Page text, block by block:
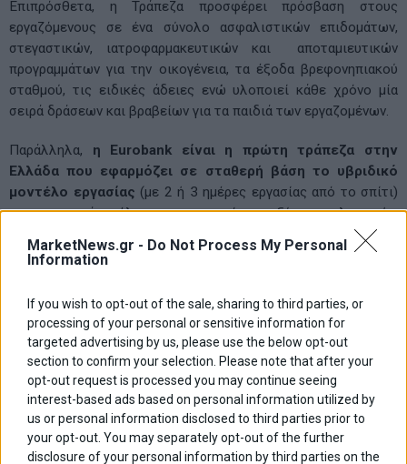
MarketNews.gr - Do Not Process My Personal
Information
If you wish to opt-out of the sale, sharing to third parties, or
processing of your personal or sensitive information for
targeted advertising by us, please use the below opt-out
section to confirm your selection. Please note that after your
opt-out request is processed you may continue seeing
interest-based ads based on personal information utilized by
us or personal information disclosed to third parties prior to
your opt-out. You may separately opt-out of the further
disclosure of your personal information by third parties on the
Επιπρόσθετα, η Τράπεζα προσφέρει πρόσβαση στους
εργαζόμενους σε ένα σύνολο ασφαλιστικών επιδομάτων,
στεγαστικών, ιατροφαρμακευτικών και αποταμιευτικών
προγραμμάτων για την οικογένεια, τα έξοδα βρεφονηπιακού
σταθμού, τις ειδικές άδειες ενώ υλοποιεί κάθε χρόνο μία
σειρά δράσεων και βραβείων για τα παιδιά των εργαζομένων.
Παράλληλα, η Eurobank είναι η πρώτη τράπεζα στην
Ελλάδα που εφαρμόζει σε σταθερή βάση το υβριδικό
μοντέλο εργασίας (με 2 ή 3 ημέρες εργασίας από το σπίτι)
και σημαντικά οφέλη στην ισορροπία μεταξύ επαγγελματικής,
ζητήματος και αξιόπιστο σύμμαχο της Πολιτείας στην μεγάλη
αυτή εθνική προσπάθεια, η Eurobank συνεχίζει με συνέπεια
και μακροπρόθεσμο σχεδιασμό να σχεδιάζει και να υλοποιεί
πρωτοβουλίες με πολλαπλασιαστικά θετικό αντίκτυπο. Μέσα
από την πρωτοβουλία «Μπροστά για την Οικογένεια», η
Τράπεζα στοχεύει στην ενίσχυση της δημογραφικής
βιωσιμότητας, της κοινωνικής συνοχής και της